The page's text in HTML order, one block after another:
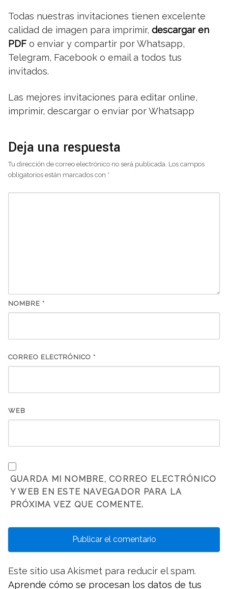
Todas nuestras invitaciones tienen excelente
calidad de imagen para imprimir, descargar en
PDF o enviar y compartir por Whatsapp,
Telegram, Facebook o email a todos tus
invitados.
Las mejores invitaciones para editar online,
imprimir, descargar o enviar por Whatsapp
Deja una respuesta
Tu dirección de correo electrónico no será publicada. Los campos
obligatorios están marcados con *
NOMBRE *
CORREO ELECTRÓNICO *
WEB
GUARDA MI NOMBRE, CORREO ELECTRÓNICO
Y WEB EN ESTE NAVEGADOR PARA LA
PRÓXIMA VEZ QUE COMENTE.
Este sitio usa Akismet para reducir el spam.
Aprende cómo se procesan los datos de tus